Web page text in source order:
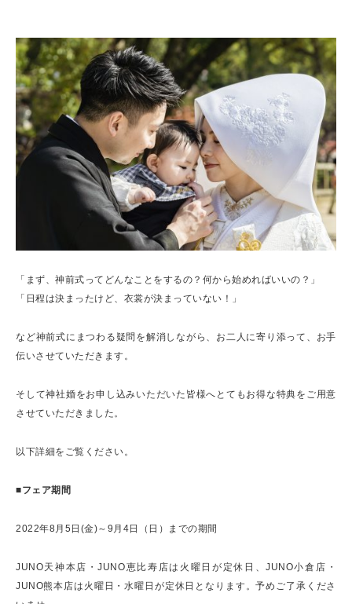
「まず、神前式ってどんなことをするの？何から始めればいいの？」
「日程は決まったけど、衣裳が決まっていない！」
など神前式にまつわる疑問を解消しながら、お二人に寄り添って、お手
伝いさせていただきます。
そして神社婚をお申し込みいただいた皆様へとてもお得な特典をご用意
させていただきました。
以下詳細をご覧ください。
■フェア期間
2022年8月5日(金)～9月4日（日）までの期間
JUNO天神本店・JUNO恵比寿店は火曜日が定休日、JUNO小倉店・
JUNO熊本店は火曜日・水曜日が定休日となります。予めご了承くださ